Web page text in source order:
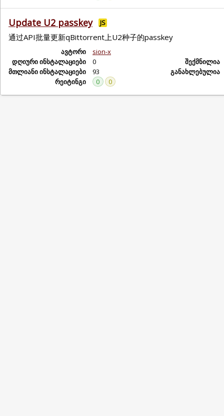
Update U2 passkey JS
通过API批量更新qBittorrent上U2种子的passkey
ავტორი
sion-x
დღიური ინსტალაციები
0
მთლიანი ინსტალაციები
93
რეიტინგი
0 0
შექმნილია
განახლებულია